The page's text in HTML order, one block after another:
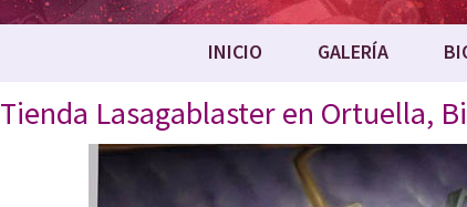
INICIO GALERÍA
Tienda Lasagablaster en Ortuella,